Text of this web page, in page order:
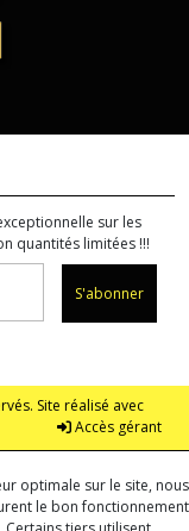
sur les
quantités limitées !!!
S'abonner
Site réalisé avec
Accès gérant
optimale sur le site, nous
le bon fonctionnement